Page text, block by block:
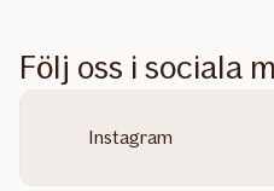
Följ oss i sociala
Instagram